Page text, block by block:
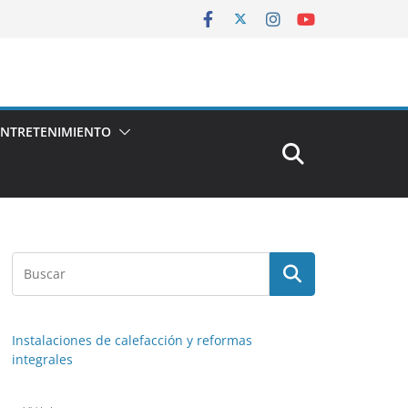
Instalaciones de calefacción y reformas
integrales